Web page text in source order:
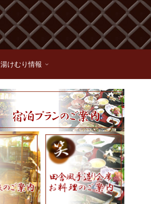
湯けむり情報